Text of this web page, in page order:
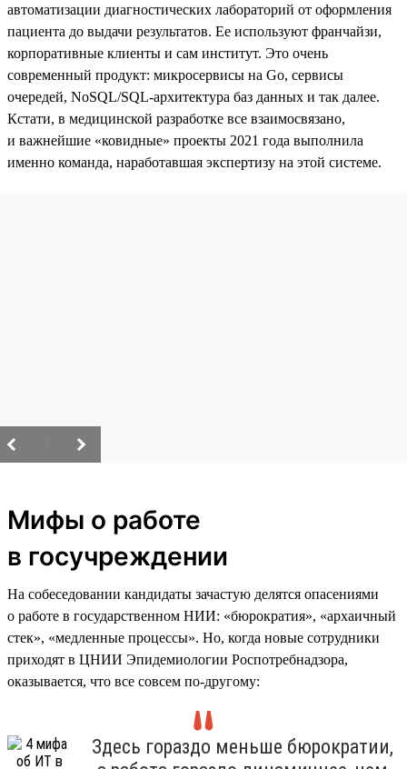
автоматизации диагностических лабораторий от оформления
пациента до выдачи результатов. Ее используют франчайзи,
корпоративные клиенты и сам институт. Это очень
современный продукт: микросервисы на Go, сервисы
очередей, NoSQL/SQL-архитектура баз данных и так далее.
Кстати, в медицинской разработке все взаимосвязано,
и важнейшие «ковидные» проекты 2021 года выполнила
именно команда, наработавшая экспертизу на этой системе.
Мифы о работе
в госучреждении
На собеседовании кандидаты зачастую делятся опасениями
о работе в государственном НИИ: «бюрократия», «архаичный
стек», «медленные процессы». Но, когда новые сотрудники
приходят в ЦНИИ Эпидемиологии Роспотребнадзора,
оказывается, что все совсем по-другому:
Здесь гораздо меньше бюрократии,